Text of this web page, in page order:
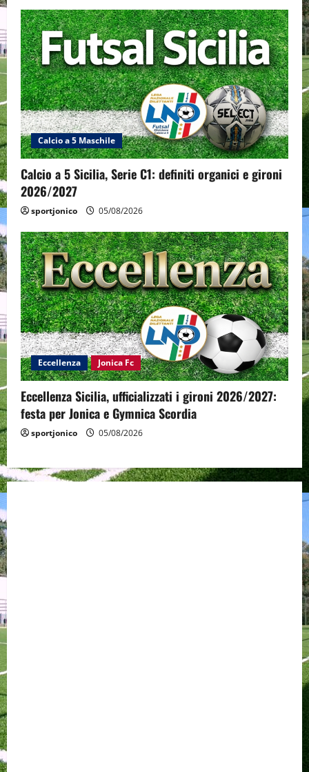
Calcio a 5 Maschile
Calcio a 5 Sicilia, Serie C1: definiti organici e gironi
2026/2027
sportjonico 05/08/2026
Eccellenza Jonica Fc
Eccellenza Sicilia, ufficializzati i gironi 2026/2027:
festa per Jonica e Gymnica Scordia
sportjonico 05/08/2026